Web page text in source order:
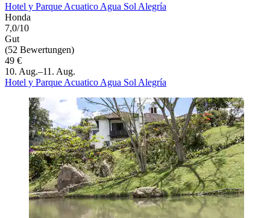
Hotel y Parque Acuatico Agua Sol Alegría
Honda
7,0/10
Gut
(52 Bewertungen)
49 €
10. Aug.–11. Aug.
Hotel y Parque Acuatico Agua Sol Alegría